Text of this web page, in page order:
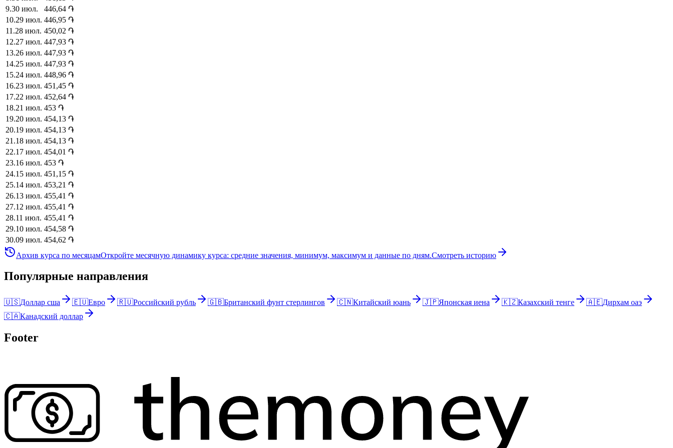
9.30 июл. 446,64 ֏
10.29 июл. 446,95 ֏
11 .28 июл. 450,02 ֏
12.27 июл. 447,93 ֏
13.26 июл. 447,93 ֏
14.25 июл. 447,93 ֏
15.24 июл. 448,96 ֏
16.23 июл. 451,45 ֏
17.22 июл. 452,64 ֏
18.21 июл. 453 ֏
19.20 июл. 454,13 ֏
20.19 июл. 454,13 ֏
21 .18 июл. 454,13 ֏
22.17 июл. 454,01 ֏
23.16 июл. 453 ֏
24.15 июл. 451,15 ֏
25.14 июл. 453,21 ֏
26.13 июл. 455,41 ֏
27.12 июл. 455,41 ֏
28.11 июл. 455,41 ֏
29.10 июл. 454,58 ֏
30.09 июл. 454,62 ֏
Архив курса по месяцамОткройте месячную динамику курса: средние значения, минимум, максимум и данные по дням.Смотреть историю
Популярные направления
🇺🇸Доллар сша 🇪🇺Евро 🇷🇺Российский рубль 🇬🇧Британский фунт стерлингов 🇨🇳Китайский юань 🇯🇵Японская иена 🇰🇿Казахский тенге 🇦🇪Дирхам оаэ
🇨🇦Канадский доллар
Footer